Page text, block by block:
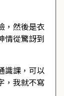
，然後是衣
情從驚訝到
識課，可以
，我就不寫